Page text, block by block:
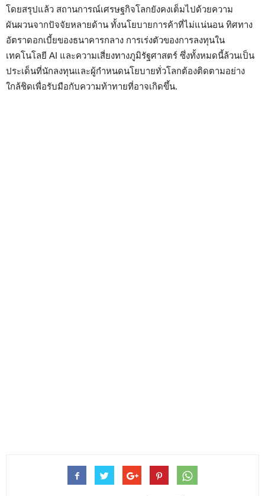
โดยสรุปแล้ว สถานการณ์เศรษฐกิจโลกยังคงเต็มไปด้วยความ
ผันผวนจากปัจจัยหลายด้าน ทั้งนโยบายการค้าที่ไม่แน่นอน ทิศทาง
อัตราดอกเบี้ยของธนาคารกลาง การเร่งตัวของการลงทุนใน
เทคโนโลยี AI และความเสี่ยงทางภูมิรัฐศาสตร์ ซึ่งทั้งหมดนี้ล้วนเป็น
ประเด็นที่นักลงทุนและผู้กำหนดนโยบายทั่วโลกต้องติดตามอย่าง
ใกล้ชิดเพื่อรับมือกับความท้าทายที่อาจเกิดขึ้น.